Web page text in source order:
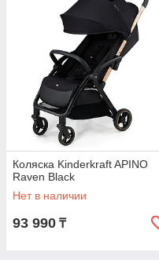
Коляска Kinderkraft APINO
Raven Black
Нет в наличии
93 990 ₸